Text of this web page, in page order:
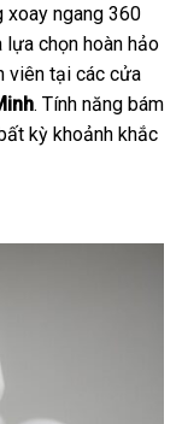
xoay ngang 360
chọn hoàn hảo
viên tại các cửa
. Tính năng bám
kỳ khoảnh khắc